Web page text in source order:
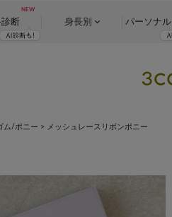
断 身長別 パーソナル
ム/ポニー > メッシュレースリボンポニー